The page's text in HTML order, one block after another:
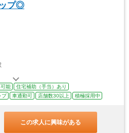
プ◎
能
住宅補助（手当）あり
プ 車通勤可 店舗数30以上 積極採用中
この求人に興味がある